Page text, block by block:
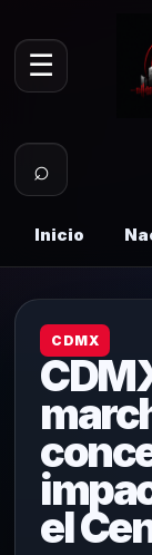
☰
⌕
Inicio
CDMX
el